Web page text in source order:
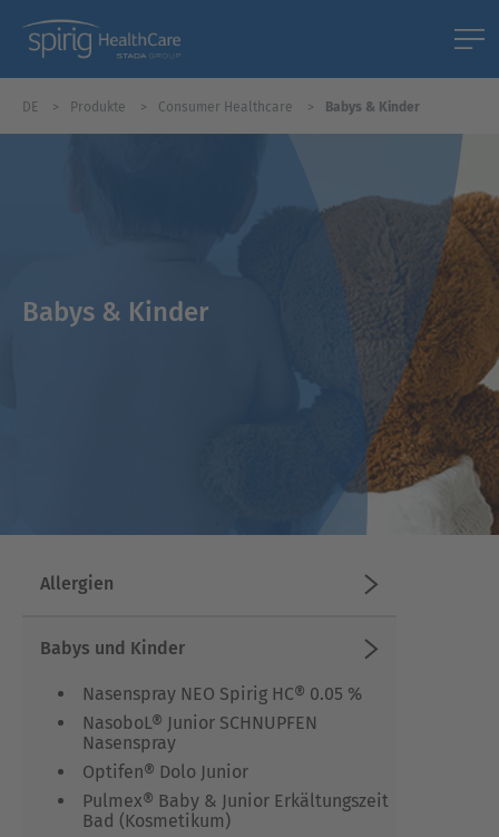
DE Produkte Consumer Healthcare Babys & Kinder
Babys & Kinder
Allergien
Babys und Kinder
Nasenspray NEO Spirig HC® 0.05 %
NasoboL® Junior SCHNUPFEN
Nasenspray
Optifen® Dolo Junior
Pulmex® Baby & Junior Erkältungszeit
Bad (Kosmetikum)